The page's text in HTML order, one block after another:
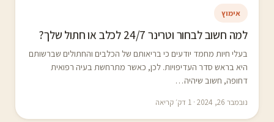
אימוץ
למה חשוב לבחור וטרינר 24/7 לכלב או חתול שלך?
בעלי חיות מחמד יודעים כי בריאותם של הכלבים והחתולים שברשותם
היא בראש סדר העדיפויות. לכן, כאשר מתרחשת בעיה רפואית
דחופה, חשוב שיהיה…
נובמבר 26, 2024 · 1 דק׳ קריאה